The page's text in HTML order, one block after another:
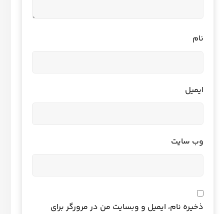
نام
ایمیل
وب‌ سایت
ذخیره نام، ایمیل و وبسایت من در مرورگر برای